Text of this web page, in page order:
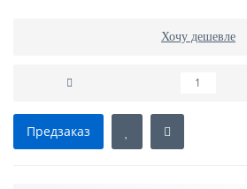
Хочу дешевле
Предзаказ